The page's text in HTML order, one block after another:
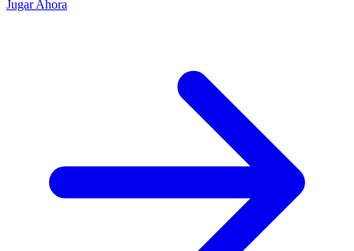
Jugar Ahora